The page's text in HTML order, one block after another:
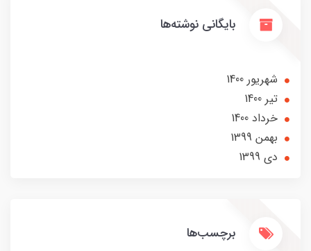
بایگانی نوشته‌ها
شهریور 1400
تير 1400
خرداد 1400
بهمن 1399
دی 1399
برچسب‌ها